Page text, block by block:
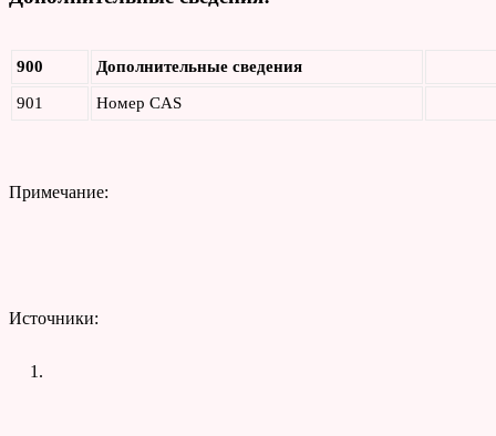
900 Дополнительные сведения
901 Номер CAS
Примечание:
Источники: